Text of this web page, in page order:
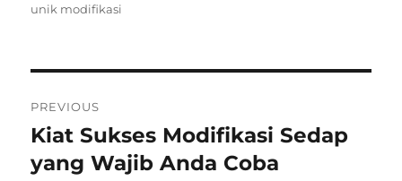
on
unik modifikasi
navigation
PREVIOUS
Previous
post:
Kiat Sukses Modifikasi Sedap
yang Wajib Anda Coba